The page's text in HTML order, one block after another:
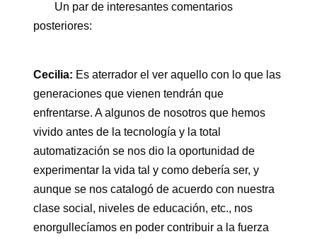
Un par de interesantes comentarios
posteriores:
Cecilia: Es aterrador el ver aquello con lo que las
generaciones que vienen tendrán que
enfrentarse. A algunos de nosotros que hemos
vivido antes de la tecnología y la total
automatización se nos dio la oportunidad de
experimentar la vida tal y como debería ser, y
aunque se nos catalogó de acuerdo con nuestra
clase social, niveles de educación, etc., nos
enorgullecíamos en poder contribuir a la fuerza